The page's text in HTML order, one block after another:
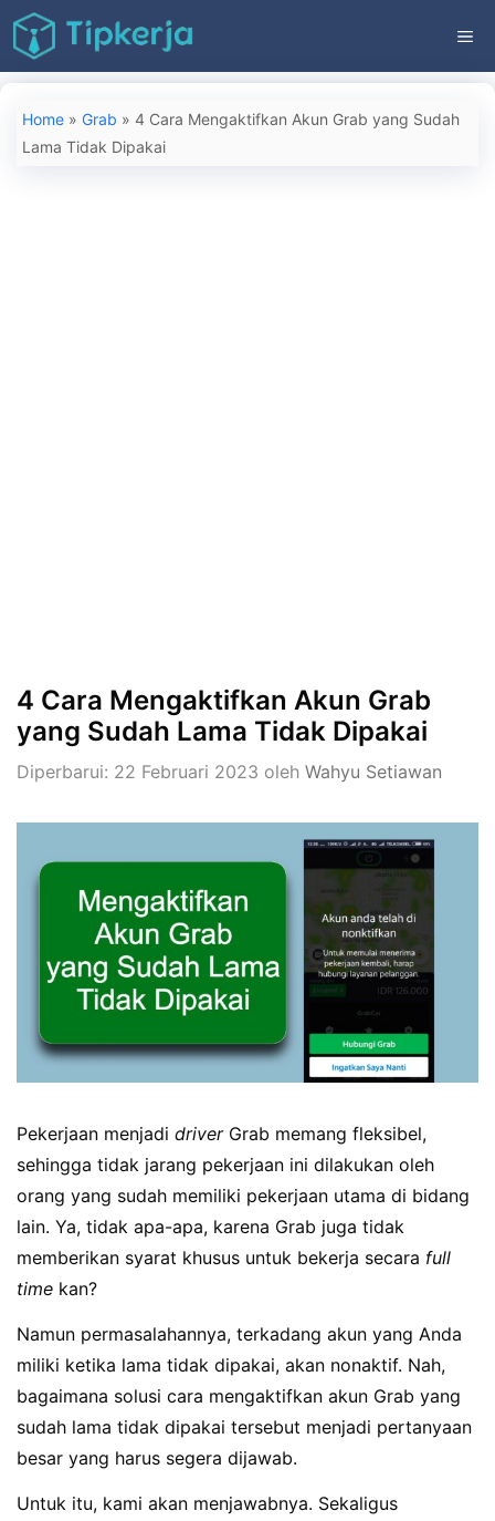
Langsung
ke
isi
Home » Grab » 4 Cara Mengaktifkan Akun Grab yang Sudah
Lama Tidak Dipakai
4 Cara Mengaktifkan Akun Grab
yang Sudah Lama Tidak Dipakai
Diperbarui: 22 Februari 2023 oleh Wahyu Setiawan
Pekerjaan menjadi driverGrab memang fleksibel,
sehingga tidak jarang pekerjaan ini dilakukan oleh
orang yang sudah memiliki pekerjaan utama di bidang
lain. Ya, tidak apa-apa, karena Grab juga tidak
memberikan syarat khusus untuk bekerja secara full
time kan?
Namun permasalahannya, terkadang akun yang Anda
miliki ketika lama tidak dipakai, akan nonaktif. Nah,
bagaimana solusi cara mengaktifkan akun Grab yang
sudah lama tidak dipakai tersebut menjadi pertanyaan
besar yang harus segera dijawab.
Untuk itu, kami akan menjawabnya. Sekaligus